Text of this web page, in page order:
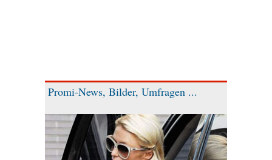
Promi-News, Bilder, Umfragen ...